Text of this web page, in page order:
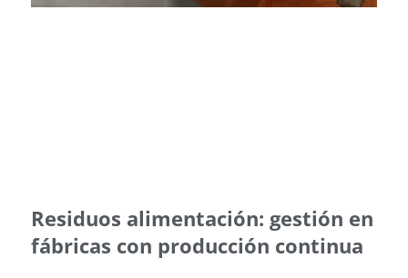
Residuos alimentación: gestión en
fábricas con producción continua